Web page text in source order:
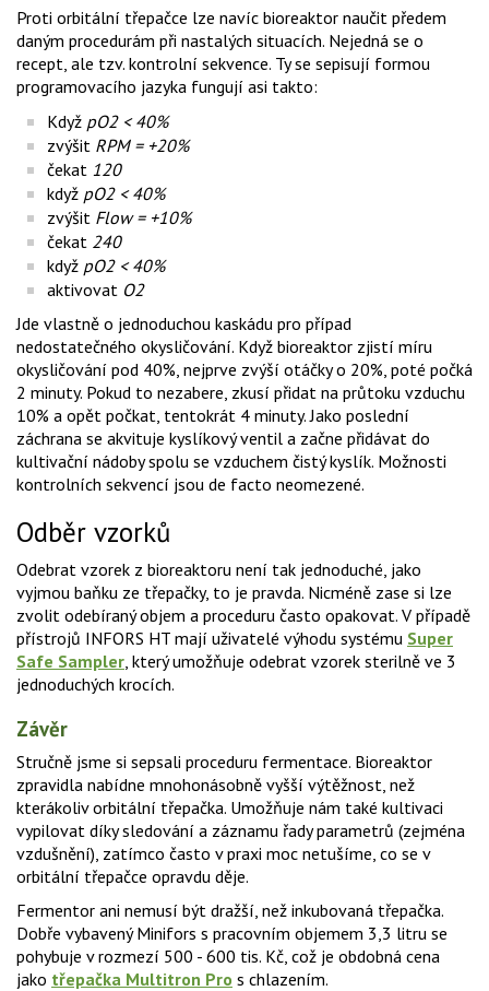
Proti orbitální třepačce lze navíc bioreaktor naučit předem
daným procedurám při nastalých situacích. Nejedná se o
recept, ale tzv. kontrolní sekvence. Ty se sepisují formou
programovacího jazyka fungují asi takto:
Když pO2 < 40%
zvýšit RPM = +20%
čekat 120
když pO2 < 40%
zvýšit Flow = +10%
čekat 240
když pO2 < 40%
aktivovat O2
Jde vlastně o jednoduchou kaskádu pro případ
nedostatečného okysličování. Když bioreaktor zjistí míru
okysličování pod 40%, nejprve zvýší otáčky o 20%, poté počká
2 minuty. Pokud to nezabere, zkusí přidat na průtoku vzduchu
10% a opět počkat, tentokrát 4 minuty. Jako poslední
záchrana se akvituje kyslíkový ventil a začne přidávat do
kultivační nádoby spolu se vzduchem čistý kyslík. Možnosti
kontrolních sekvencí jsou de facto neomezené.
Odběr vzorků
Odebrat vzorek z bioreaktoru není tak jednoduché, jako
vyjmou baňku ze třepačky, to je pravda. Nicméně zase si lze
zvolit odebíraný objem a proceduru často opakovat. V případě
přístrojů INFORS HT mají uživatelé výhodu systému Super
Safe Sampler, který umožňuje odebrat vzorek sterilně ve 3
jednoduchých krocích.
Závěr
Stručně jsme si sepsali proceduru fermentace. Bioreaktor
zpravidla nabídne mnohonásobně vyšší výtěžnost, než
kterákoliv orbitální třepačka. Umožňuje nám také kultivaci
vypilovat díky sledování a záznamu řady parametrů (zejména
vzdušnění), zatímco často v praxi moc netušíme, co se v
orbitální třepačce opravdu děje.
Fermentor ani nemusí být dražší, než inkubovaná třepačka.
Dobře vybavený Minifors s pracovním objemem 3,3 litru se
pohybuje v rozmezí 500 - 600 tis. Kč, což je obdobná cena
jako třepačka Multitron Pro s chlazením.